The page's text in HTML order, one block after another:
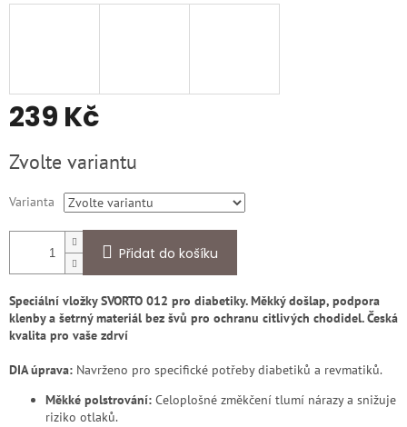
239 Kč
cena:
Zvolte variantu
Varianta
Přidat do košíku
Speciální vložky SVORTO 012 pro diabetiky. Měkký došlap, podpora
klenby a šetrný materiál bez švů pro ochranu citlivých chodidel. Česká
kvalita pro vaše zdrví
DIA úprava: Navrženo pro specifické potřeby diabetiků a revmatiků.
Měkké polstrování: Celoplošné změkčení tlumí nárazy a snižuje
riziko otlaků.